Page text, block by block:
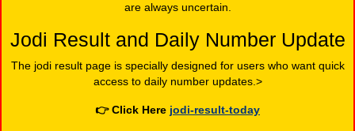
are always uncertain.
Jodi Result and Daily Number Update
The jodi result page is specially designed for users who want quick
access to daily number updates.>
👉Click Here jodi-result-today